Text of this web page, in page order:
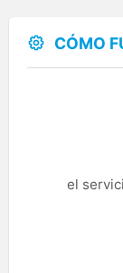
CÓMO
el